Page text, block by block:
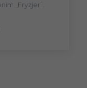
„Fryzjer”.